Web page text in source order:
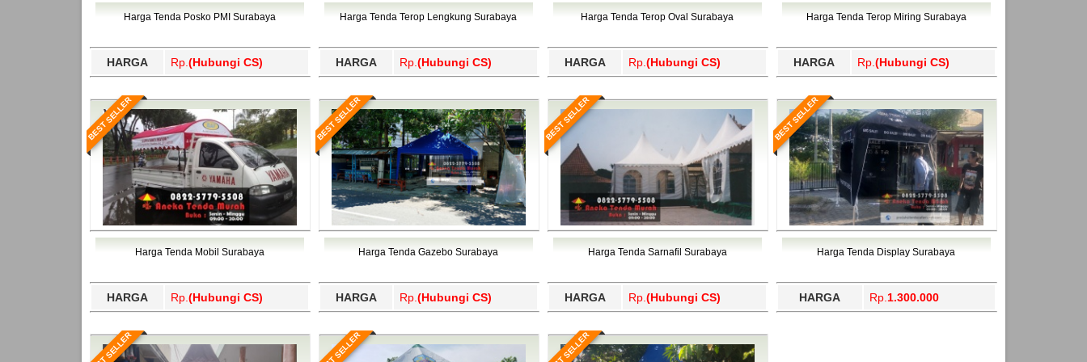
Bawang Barat, Tulangbawang, Tulungagung, Wajo, Wakatobi, Waropen, Way Kanan, Wonogiri, Wonosobo, Yahukimo, Yalimo, Yogyakarta.
Harga Tenda Posko PMI Surabaya
HARGA Rp. (Hubungi CS)
Harga Tenda Terop Lengkung Surabaya
HARGA Rp. (Hubungi CS)
Harga Tenda Terop Oval Surabaya
HARGA Rp. (Hubungi CS)
Harga Tenda Terop Miring Surabaya
HARGA Rp. (Hubungi CS)
BEST SELLER
Harga Tenda Mobil Surabaya
HARGA Rp. (Hubungi CS)
BEST SELLER
Harga Tenda Gazebo Surabaya
HARGA Rp. (Hubungi CS)
BEST SELLER
Harga Tenda Sarnafil Surabaya
HARGA Rp. (Hubungi CS)
BEST SELLER
Harga Tenda Display Surabaya
HARGA Rp. 1.300.000